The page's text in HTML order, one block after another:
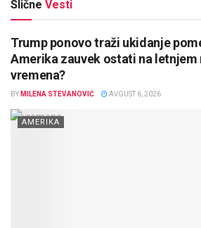
Slične Vesti
Trump ponovo traži ukidanje
Amerika zauvek ostati na letnjem
vremena?
BY MILENA STEVANOVIĆ AVGUST 6, 2026
AMERIKA